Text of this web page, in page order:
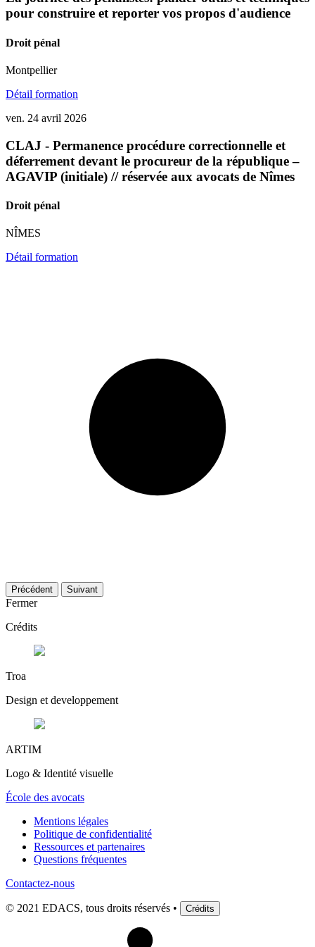
pour construire et reporter vos propos d'audience
Droit pénal
Montpellier
Détail formation
ven. 24 avril 2026
CLAJ - Permanence procédure correctionnelle et
déferrement devant le procureur de la république –
AGAVIP (initiale) // réservée aux avocats de Nîmes
Droit pénal
NÎMES
Détail formation
Précédent Suivant
Fermer
Crédits
Troa
Design et developpement
ARTIM
Logo & Identité visuelle
École des avocats
Mentions légales
Politique de confidentialité
Ressources et partenaires
Questions fréquentes
Contactez-nous
© 2021 EDACS, tous droits réservés • Crédits